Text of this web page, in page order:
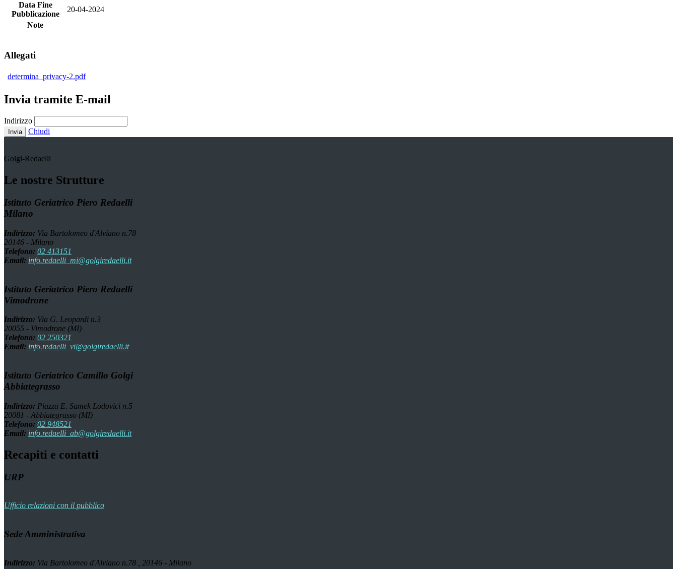
Data Fine
Pubblicazione
20-04-2024
Note
Allegati
determina_privacy-2.pdf
Invia tramite E-mail
Indirizzo
Invia Chiudi
Golgi-Redaelli
Le nostre Strutture
Istituto Geriatrico Piero Redaelli
Milano
Indirizzo: Via Bartolomeo d'Alviano n.78
20146 - Milano
Telefono: 02 413151
Email: info.redaelli_mi@golgiredaelli.it
Istituto Geriatrico Piero Redaelli
Vimodrone
Indirizzo: Via G. Leopardi n.3
20055 - Vimodrone (MI)
Telefono: 02 250321
Email: info.redaelli_vi@golgiredaelli.it
Istituto Geriatrico Camillo Golgi
Abbiategrasso
Indirizzo: Piazza E. Samek Lodovici n.5
20081 - Abbiategrasso (MI)
Telefono: 02 948521
Email: info.redaelli_ab@golgiredaelli.it
Recapiti e contatti
URP
Ufficio relazioni con il pubblico
Sede Amministrativa
Indirizzo: Via Bartolomeo d'Alviano n.78 , 20146 - Milano